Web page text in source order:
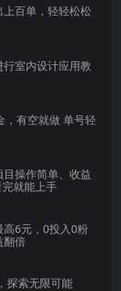
百单，轻轻松松
室内设计应用教
，有空就做 单号轻
操作简单、收益
就能上手
高6元，0投入0粉
翻倍
探索无限可能